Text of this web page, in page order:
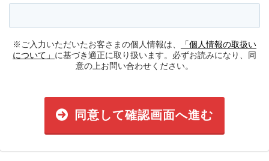
※ご入力いただいたお客さまの個人情報は、
「個人情報の取扱い
について」 に基づき適正に取り扱います。必ずお読みになり、同
意の上お問い合わせください。
同意して確認画面へ進む